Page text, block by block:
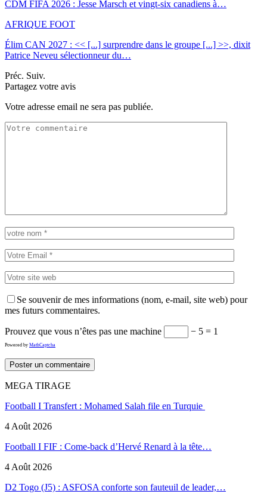
CDM FIFA 2026 : Jesse Marsch et vingt-six canadiens à…
AFRIQUE FOOT
Élim CAN 2027 : << [...] surprendre dans le groupe [...] >>, dixit
Patrice Neveu sélectionneur du…
Préc. Suiv.
Partagez votre avis
Votre adresse email ne sera pas publiée.
Se souvenir de mes informations (nom, e-mail, site web) pour
mes futurs commentaires.
Prouvez que vous n’êtes pas une machine − 5 = 1
Powered by MathCaptcha
MEGA TIRAGE
Football I Transfert : Mohamed Salah file en Turquie
4 Août 2026
Football I FIF : Come-back d’Hervé Renard à la tête…
4 Août 2026
D2 Togo (J5) : ASFOSA conforte son fauteuil de leader,…